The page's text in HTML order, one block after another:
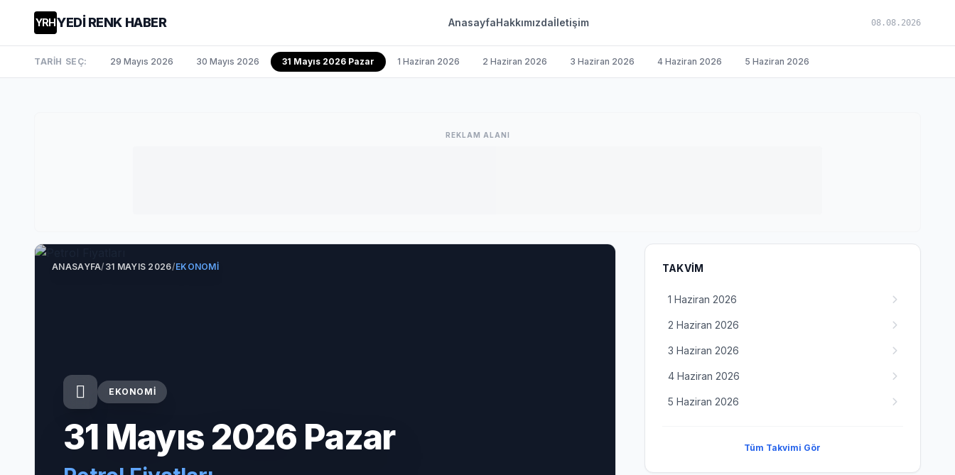
YRHYEDİ RENK HABER AnasayfaHakkımızdaİletişim 08.08.2026
TARİH SEÇ: 29 Mayıs 2026 30 Mayıs 2026 31 Mayıs 2026 Pazar 1 Haziran 2026 2 Haziran 2026 3 Haziran 2026 4 Haziran 2026 5 Haziran 2026
REKLAM ALANI
ANASAYFA/31 MAYIS 2026/EKONOMI
EKONOMI
31 Mayıs 2026 Pazar
TAKVIM
1 Haziran 2026
2 Haziran 2026
3 Haziran 2026
4 Haziran 2026
5 Haziran 2026
Tüm Takvimi Gör